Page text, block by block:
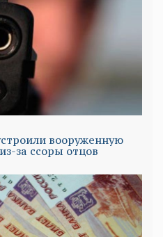
вооруженную
за ссоры отцов